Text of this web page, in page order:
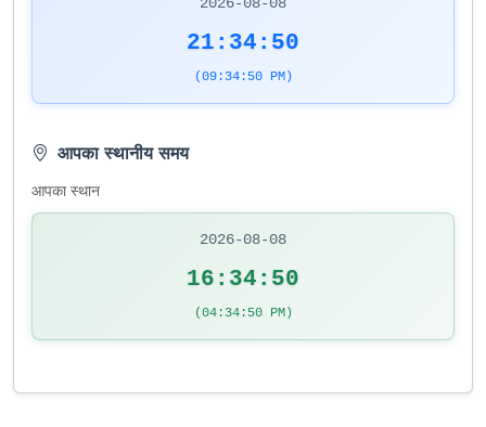
2026-08-08
21:34:50
(09:34:50 PM)
आपका स्थानीय समय
आपका स्थान
2026-08-08
16:34:50
(04:34:50 PM)